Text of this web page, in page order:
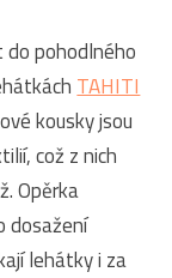
do pohodlného
TAHITI
kousky jsou
což z nich
Opěrka
dosažení
lehátky i za